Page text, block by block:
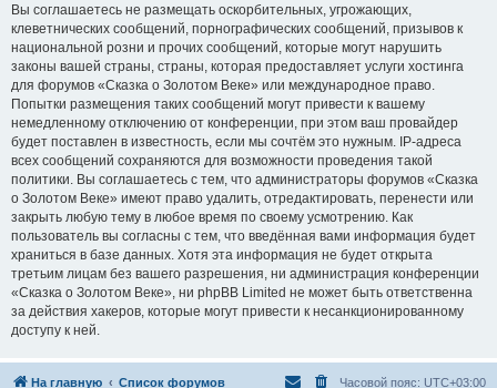
Вы соглашаетесь не размещать оскорбительных, угрожающих,
клеветнических сообщений, порнографических сообщений, призывов к
национальной розни и прочих сообщений, которые могут нарушить
законы вашей страны, страны, которая предоставляет услуги хостинга
для форумов «Сказка о Золотом Веке» или международное право.
Попытки размещения таких сообщений могут привести к вашему
немедленному отключению от конференции, при этом ваш провайдер
будет поставлен в известность, если мы сочтём это нужным. IP-адреса
всех сообщений сохраняются для возможности проведения такой
политики. Вы соглашаетесь с тем, что администраторы форумов «Сказка
о Золотом Веке» имеют право удалить, отредактировать, перенести или
закрыть любую тему в любое время по своему усмотрению. Как
пользователь вы согласны с тем, что введённая вами информация будет
храниться в базе данных. Хотя эта информация не будет открыта
третьим лицам без вашего разрешения, ни администрация конференции
«Сказка о Золотом Веке», ни phpBB Limited не может быть ответственна
за действия хакеров, которые могут привести к несанкционированному
доступу к ней.
На главную Список форумов Часовой пояс: UTC+03:00